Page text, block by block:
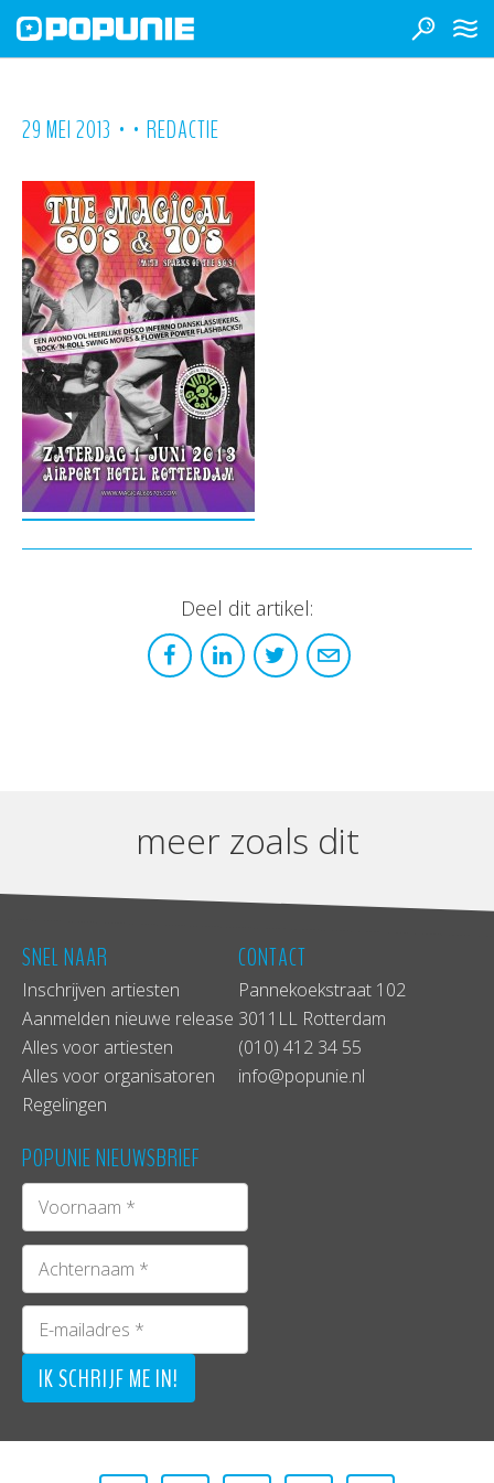
29 MEI 2013 • • REDACTIE
Deel dit artikel:
meer zoals dit
SNEL NAAR
Inschrijven artiesten
Aanmelden nieuwe release
Alles voor artiesten
Alles voor organisatoren
Regelingen
CONTACT
Pannekoekstraat 102
3011LL Rotterdam
(010) 412 34 55
info@popunie.nl
POPUNIE NIEUWSBRIEF